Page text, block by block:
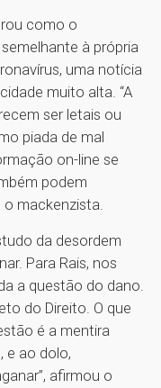
como o
à própria
uma notícia
muito alta. “A
ser letais ou
piada de mal
on-line se
podem
o mackenzista.
da desordem
Para Rais, nos
a questão do dano.
do Direito. O que
é a mentira
e ao dolo,
afirmou o